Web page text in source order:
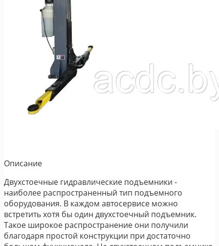
Описание
Двухстоечные гидравлические подъемники -
наиболее распространенный тип подъемного
оборудования. В каждом автосервисе можно
встретить хотя бы один двухстоечный подъемник.
Такое широкое распространение они получили
благодаря простой конструкции при достаточно